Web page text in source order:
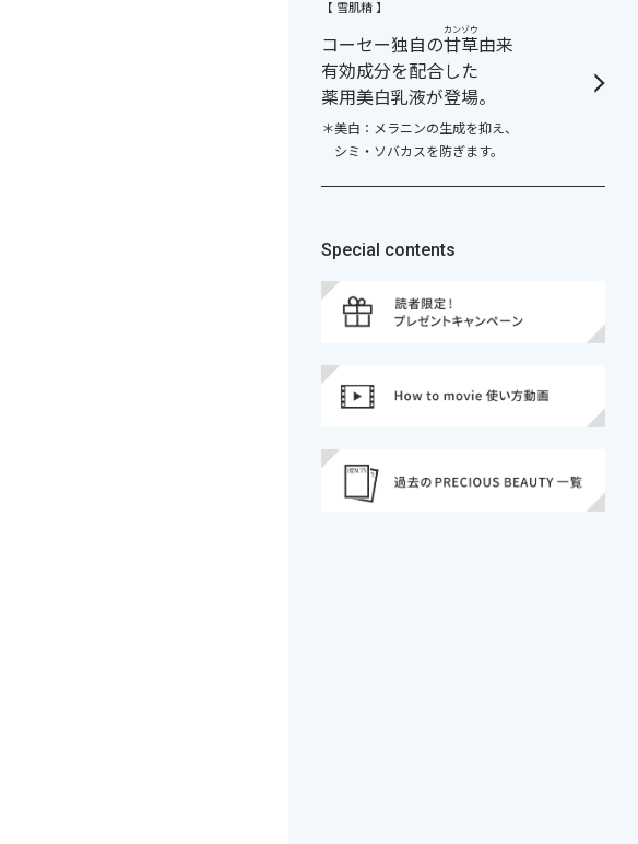
【 雪肌精 】
コーセー独自の甘草
カンゾウ
由来
有効成分を配合した
薬用美白乳液が登場。
＊美白：メラニンの生成を抑え、
シミ・ソバカスを防ぎます。
Special contents